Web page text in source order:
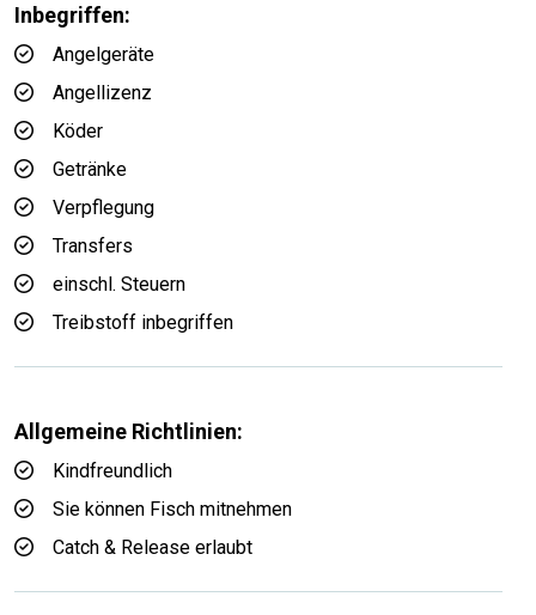
Inbegriffen:
Angelgeräte
Angellizenz
Köder
Getränke
Verpflegung
Transfers
einschl. Steuern
Treibstoff inbegriffen
Allgemeine Richtlinien:
Kindfreundlich
Sie können Fisch mitnehmen
Catch & Release erlaubt